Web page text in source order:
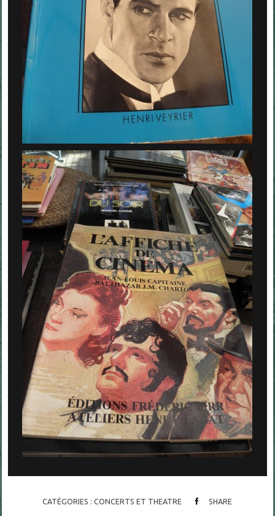
CATÉGORIES :CONCERTS ET THEATRE SHARE